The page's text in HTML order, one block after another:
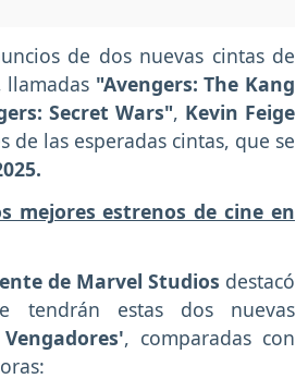
de dos nuevas cintas de
llamadas "Avengers: The Kang
Secret Wars", Kevin Feige
de las esperadas cintas, que se
mejores estrenos de cine en
de Marvel Studios destacó
tendrán estas dos nuevas
, comparadas con